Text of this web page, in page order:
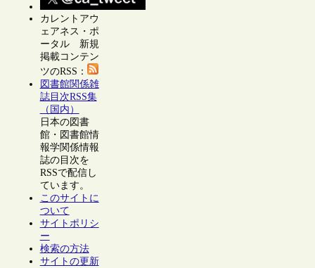
カレントアウ
ェアネス・ポ
ータル 新規
掲載コンテン
ツのRSS：
図書館関係雑
誌目次RSS集
（国内）
日本の図書
館・図書館情
報学関係情報
誌の目次を
RSSで配信し
ています。
このサイトに
ついて
サイトポリシ
ー
検索の方法
サイトの更新